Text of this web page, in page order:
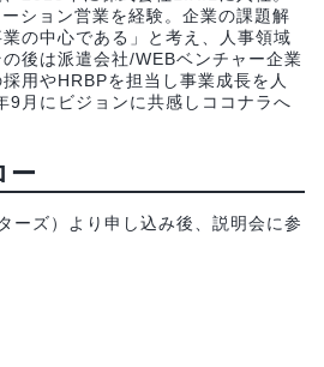
ション営業を経験。企業の課題解
の中心である」と考え、人事領域
後は派遣会社/WEBベンチャー企業
用やHRBPを担当し事業成長を人
9月にビジョンに共感しココナラへ
ー
ーズ）より申し込み後、説明会に参